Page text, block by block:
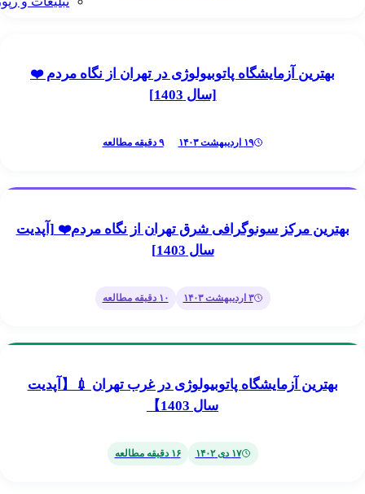
آزمایشگاه پاتوبیولوژی در تهران از نگاه مردم ❤️
۹دقیقه مطالعه
مرکز سونوگرافی شرق تهران از نگاه مردم❤️ [آپدیت
۱۰دقیقه مطالعه
آزمایشگاه پاتوبیولوژی در غرب تهران 💉【آپدیت
۱۶دقیقه مطالعه